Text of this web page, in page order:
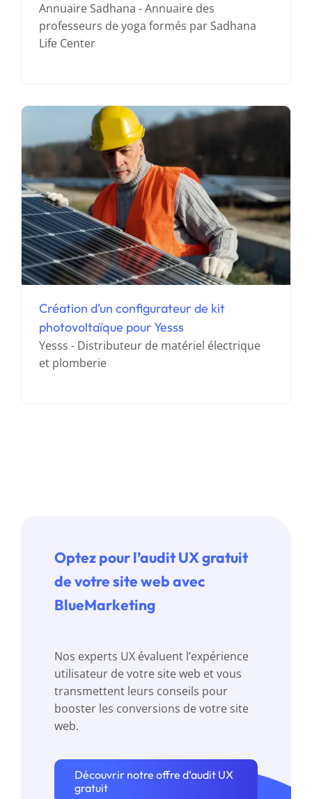
Annuaire Sadhana - Annuaire des
professeurs de yoga formés par Sadhana
Life Center
Création d’un configurateur de kit
photovoltaïque pour Yesss
Création d’un configurateur de kit
photovoltaïque pour Yesss
Yesss - Distributeur de matériel électrique
et plomberie
Optez pour l’audit UX gratuit
de votre site web avec
BlueMarketing
Nos experts UX évaluent l’expérience
utilisateur de votre site web et vous
transmettent leurs conseils pour
booster les conversions de votre site
web.
Découvrir notre offre d’audit UX
gratuit